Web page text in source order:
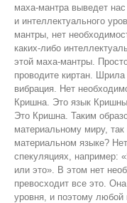
маха-мантра выведет
и интеллектуального
мантры, нет
каких-либо
этой маха-мантры.
проводите киртан. Шрила
вибрация. Нет
Кришна. Это язык
Это Кришна. Таким
материальному миру,
материальном языке?
спекуляциях, например:
или это». В этом нет
превосходит все это.
уровня, и поэтому любой